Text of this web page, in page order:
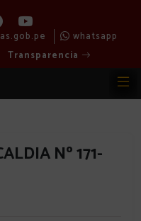
whatsapp
Transparencia
Nº 171-